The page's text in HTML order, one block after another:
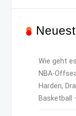
Wie geht
NBA-
Harden,
Basketball